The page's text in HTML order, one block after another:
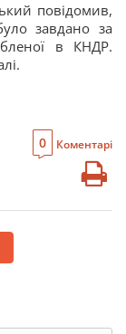
повідомив,
завдано за
в КНДР.
0 Коментарі